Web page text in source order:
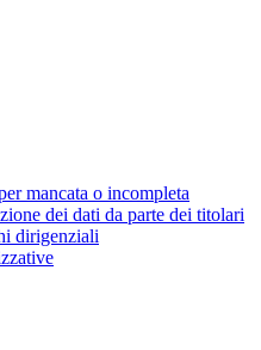
mancata o incompleta
dei dati da parte dei titolari
dirigenziali